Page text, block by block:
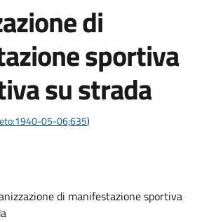
di
sportiva
su strada
05-06;635)
di manifestazione sportiva